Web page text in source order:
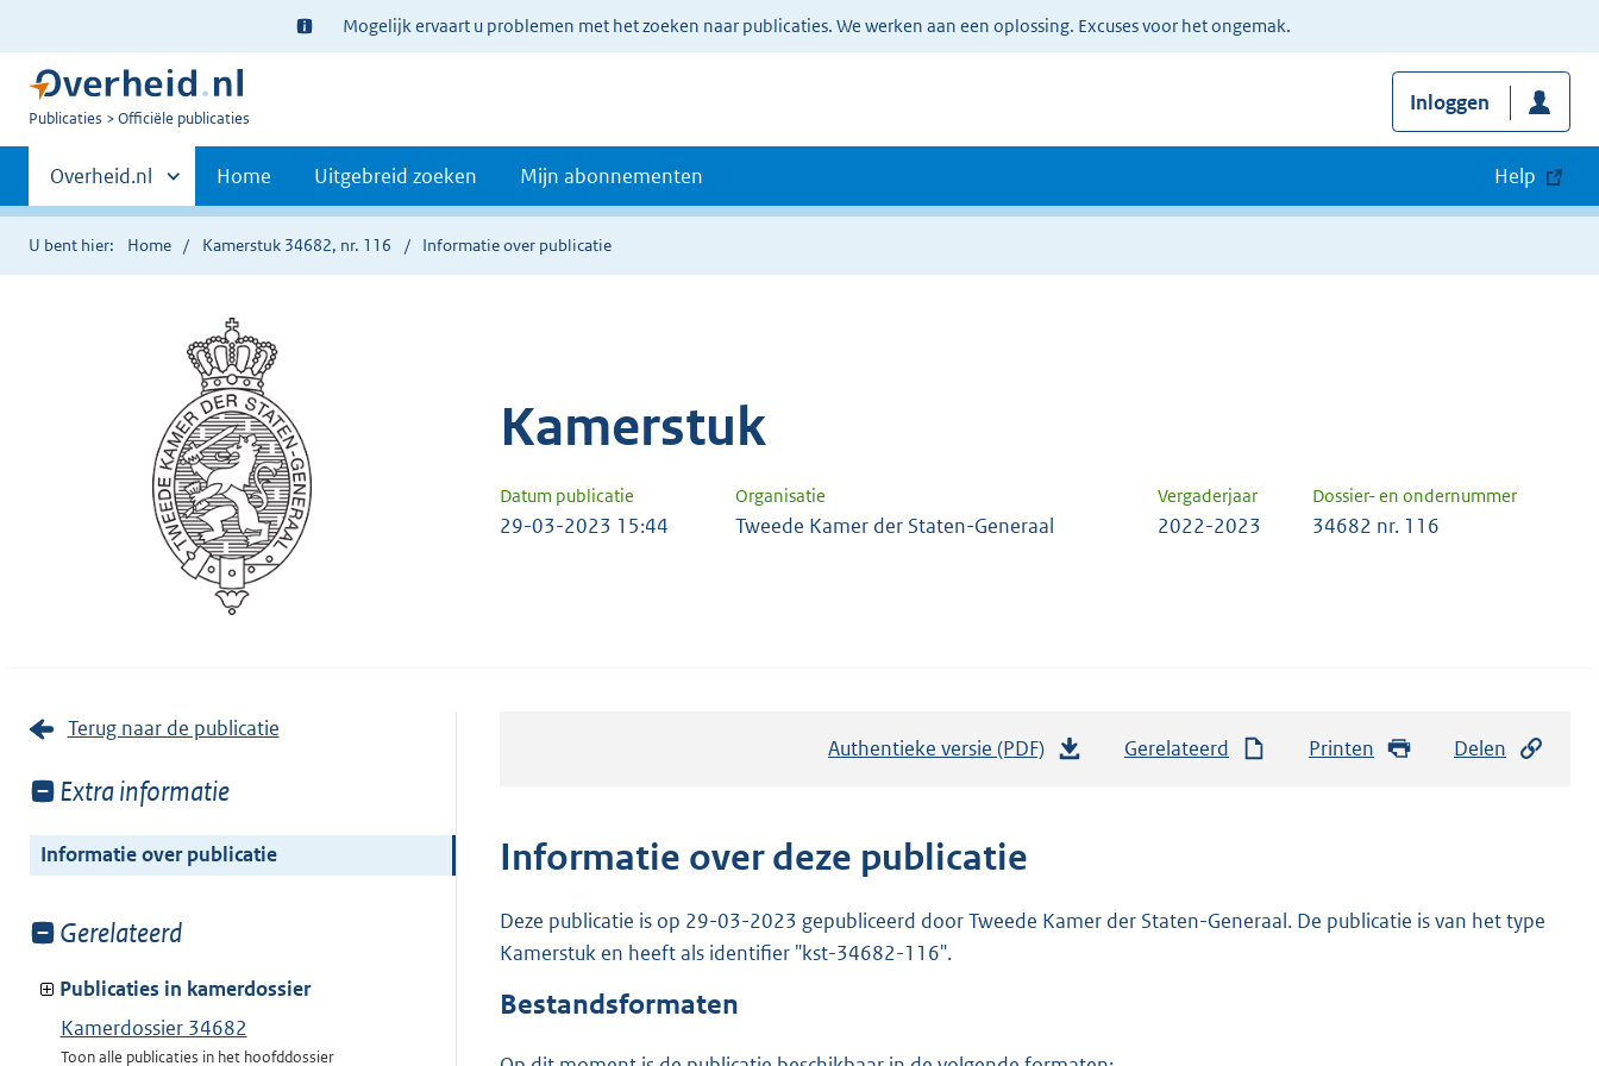
Ter
informatie:
Mogelijk ervaart u problemen met het zoeken naar publicaties. We werken aan een oplossing. Excuses voor het ongemak.
U
Publicaties Officiële publicaties
Inloggen
Primaire
navigatie
Andere
sites
binnen
Overheid.nl Home Uitgebreid zoeken Mijn abonnementen Help
U bent hier: Home Kamerstuk 34682, nr. 116 Informatie over publicatie
Kamerstuk
Datum publicatie Organisatie Vergaderjaar Dossier- en ondernummer
29-03-2023 15:44 Tweede Kamer der Staten-Generaal 2022-2023 34682 nr. 116
Terug naar de publicatie
Toon
van:
Extra informatie
Informatie over publicatie
Toon
van:
Gerelateerd
Publicaties in kamerdossier
Kamerdossier 34682
Toon alle publicaties in het hoofddossier
Authentieke versie (PDF)
n
Gerelateerd Printen Delen
Informatie over deze publicatie
Deze publicatie is op 29-03-2023 gepubliceerd door Tweede Kamer der Staten-Generaal. De publicatie is van het type
Kamerstuk en heeft als identifier "kst-34682-116".
Bestandsformaten